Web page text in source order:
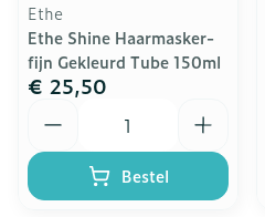
Ethe
Ethe Shine Haarmasker-
fijn Gekleurd Tube 150ml
€ 25,50
Bestel